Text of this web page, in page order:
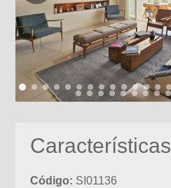
Características
Código: SI01136